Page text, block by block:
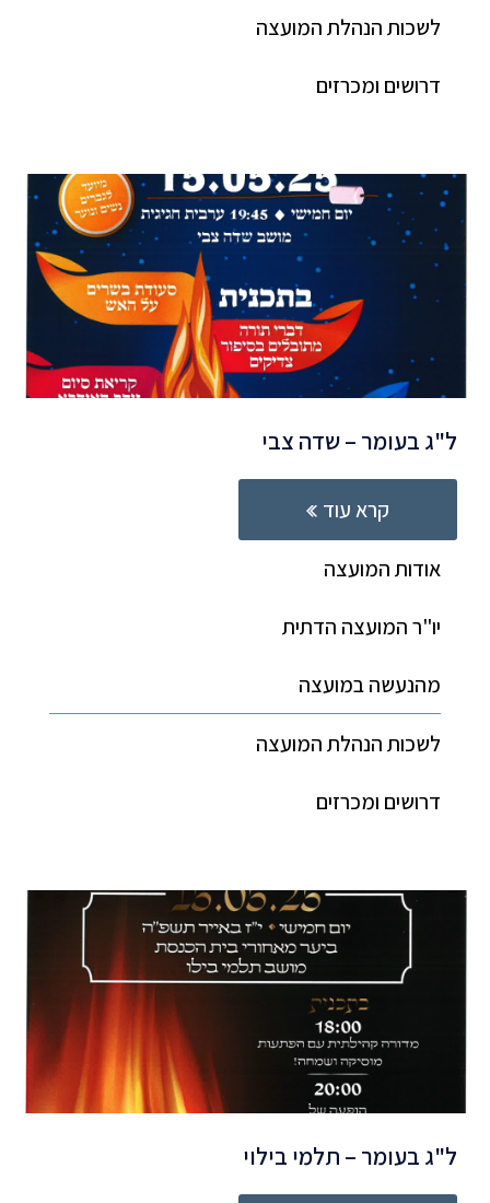
לשכות הנהלת המועצה
דרושים ומכרזים
ל"ג בעומר – שדה צבי
קרא עוד
אודות המועצה
יו"ר המועצה הדתית
מהנעשה במועצה
לשכות הנהלת המועצה
דרושים ומכרזים
ל"ג בעומר – תלמי בילוי